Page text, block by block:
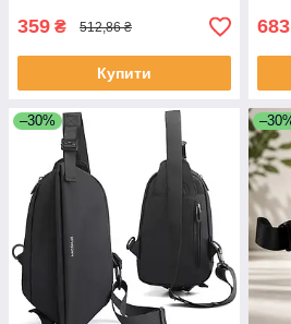
359 ₴ 512,86 ₴
Купити
–30%